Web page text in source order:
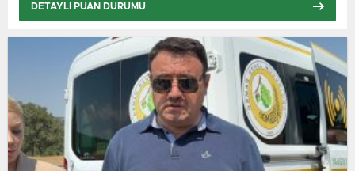
Dfk Dainava
18:00
FK Babrungas Plunge
BUGÜN
DETAYLI PUAN DURUMU